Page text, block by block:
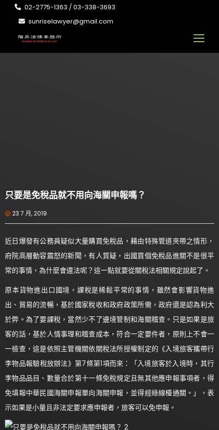
02-2775-1363 / 03-338-3693
sunriselawyer@gmail.com
只要是免稅品就不用向海關申報嗎？
23 7 月, 2019
近日爆發有公務員疑似大量購買免稅品，藉由特殊管道夾帶之情形，
府院高層動容震怒的新聞，有人質疑，出國買個免稅品進關不是很平
常的事情，為什麼會違法呢？這一點就要從關稅法相關規定說起了。
原本貨物進出口國境，課稅是稀鬆平常的事情，雖然會影響貨物進
出、貿易的流暢，基於國家稅收和政府政策所需，政府還是認為利大
於弊。為了要課稅，當然少不了邊境管制和海關稽查。只是如果是旅
客的話，基於人情事理和稽查成本，符合一定要件者，原則上不會一
一檢查，這是依照主管機關依關稅法所授權制定的《入境旅客攜帶行
李物品報驗稅放辦法》第7條第1項而來：「入境旅客於入境時，其行
李物品品目、數量合於第十一條免稅規定且無其他應申報事項者，得
免填報中華民國海關申報單向海關申報，並得經綠線檯通關。」，表
示如果是小量且非法定要求應申報者，旅客可以免申報。